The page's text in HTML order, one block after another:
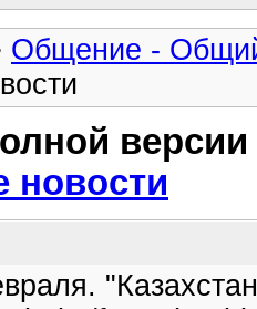
Общение -
новости